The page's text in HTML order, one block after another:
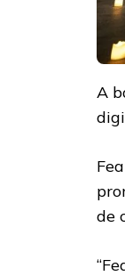
A
de